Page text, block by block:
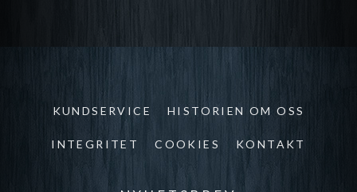
KUNDSERVICE HISTORIEN OM OSS
INTEGRITET COOKIES KONTAKT